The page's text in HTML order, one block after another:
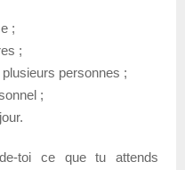
;
;
personnes ;
;
toi ce que tu attends